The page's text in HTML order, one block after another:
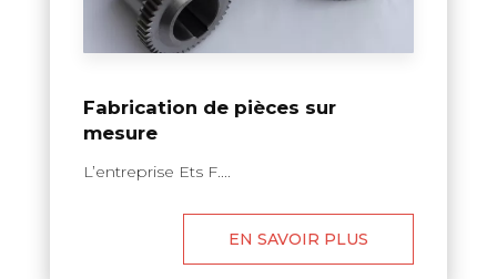
Fabrication de pièces sur
mesure
L’entreprise Ets F....
EN SAVOIR PLUS